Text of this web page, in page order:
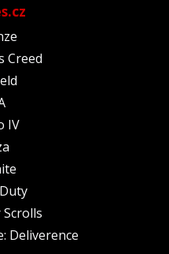
Creed
IV
Deliverence